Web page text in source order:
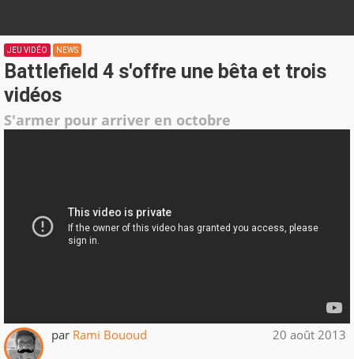
JEU VIDÉO NEWS
Battlefield 4 s'offre une bêta et trois
vidéos
S'armer pour arriver en octobre
par Rami Bououd 20 août 2013